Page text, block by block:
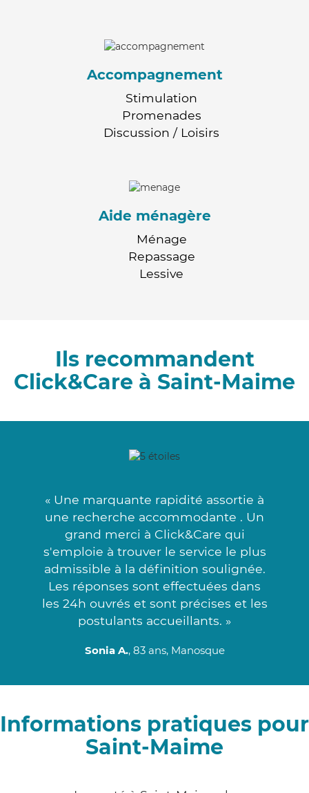
Accompagnement
Stimulation
Promenades
Discussion / Loisirs
Aide ménagère
Ménage
Repassage
Lessive
Ils recommandent
Click&Care à Saint-Maime
« Une marquante rapidité assortie à
une recherche accommodante . Un
grand merci à Click&Care qui
s'emploie à trouver le service le plus
admissible à la définition soulignée.
Les réponses sont effectuées dans
les 24h ouvrés et sont précises et les
postulants accueillants. »
Sonia A., 83 ans, Manosque
Informations pratiques pour
Saint-Maime